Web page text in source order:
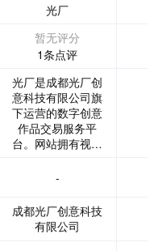
光厂
暂无评分
1条点评
光厂是成都光厂创
意科技有限公司旗
下运营的数字创意
作品交易服务平
台。网站拥有视频
块。网站始终坚
持“尊重原创，服务
原创，保护原创”的
-
成都光厂创意科技
有限公司